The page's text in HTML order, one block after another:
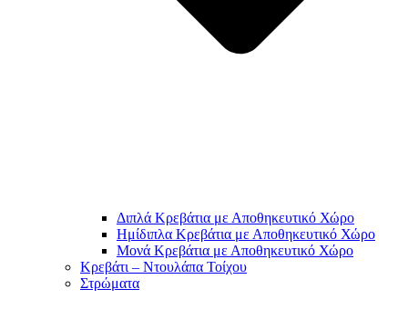
Διπλά Κρεβάτια με Αποθηκευτικό Χώρο
Ημίδιπλα Κρεβάτια με Αποθηκευτικό Χώρο
Μονά Κρεβάτια με Αποθηκευτικό Χώρο
Κρεβάτι – Ντουλάπα Τοίχου
Στρώματα